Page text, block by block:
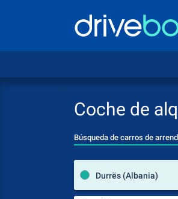
Coche de
Búsqueda de carros de
Durrës (Albania)